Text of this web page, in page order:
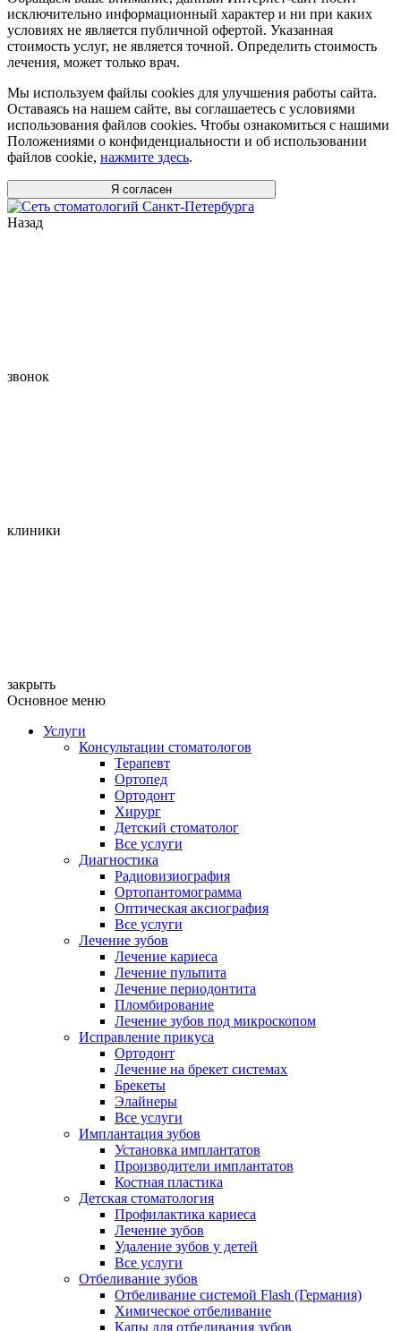
исключительно информационный характер и ни при каких
условиях не является публичной офертой. Указанная
стоимость услуг, не является точной. Определить стоимость
лечения, может только врач.
Мы используем файлы cookies для улучшения работы сайта.
Оставаясь на нашем сайте, вы соглашаетесь с условиями
использования файлов cookies. Чтобы ознакомиться с нашими
Положениями о конфиденциальности и об использовании
файлов cookie, нажмите здесь.
Я согласен
Назад
звонок
клиники
закрыть
Основное меню
Услуги
Консультации стоматологов
Терапевт
Ортопед
Ортодонт
Хирург
Детский стоматолог
Все услуги
Диагностика
Радиовизиография
Ортопантомограмма
Оптическая аксиография
Все услуги
Лечение зубов
Лечение кариеса
Лечение пульпита
Лечение периодонтита
Пломбирование
Лечение зубов под микроскопом
Исправление прикуса
Ортодонт
Лечение на брекет системах
Брекеты
Элайнеры
Все услуги
Имплантация зубов
Установка имплантатов
Производители имплантатов
Костная пластика
Детская стоматология
Профилактика кариеса
Лечение зубов
Удаление зубов у детей
Все услуги
Отбеливание зубов
Отбеливание системой Flash (Германия)
Химическое отбеливание
Капы для отбеливания зубов